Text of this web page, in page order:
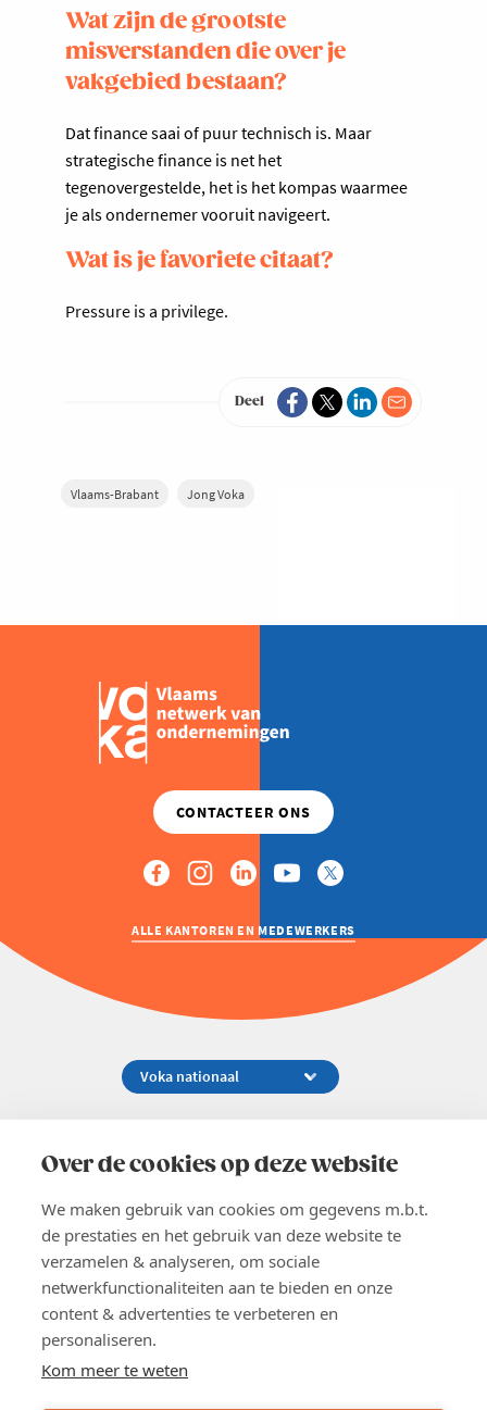
Over de cookies op deze website
We maken gebruik van cookies om gegevens m.b.t.
de prestaties en het gebruik van deze website te
verzamelen & analyseren, om sociale
netwerkfunctionaliteiten aan te bieden en onze
content & advertenties te verbeteren en
personaliseren.
Kom meer te weten
Wat zijn de grootste
misverstanden die over je
vakgebied bestaan?
Dat finance saai of puur technisch is. Maar
strategische finance is net het
tegenovergestelde, het is het kompas waarmee
je als ondernemer vooruit navigeert.
Wat is je favoriete citaat?
Pressure is a privilege.
Deel
Vlaams-Brabant Jong Voka
ALLE KANTOREN EN MEDEWERKERS
02 229 81 11
EN